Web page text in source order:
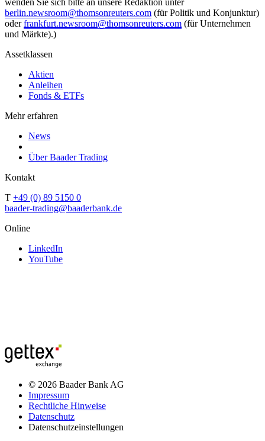
wenden Sie sich bitte an unsere Redaktion unter
berlin.newsroom@thomsonreuters.com (für Politik und Konjunktur)
oderfrankfurt.newsroom@thomsonreuters.com (für Unternehmen
und Märkte).)
Assetklassen
Aktien
Anleihen
Fonds & ETFs
Mehr erfahren
News
Über Baader Trading
Kontakt
T +49 (0) 89 5150 0
baader-trading@baaderbank.de
Online
LinkedIn
YouTube
© 2026 Baader Bank AG
Impressum
Rechtliche Hinweise
Datenschutz
Datenschutzeinstellungen